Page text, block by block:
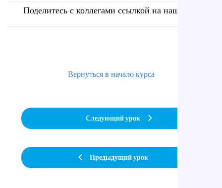
Поделитесь с коллегами ссылкой на наш сайт
Предыдущий урок
Вернуться в начало курса
Следующий урок